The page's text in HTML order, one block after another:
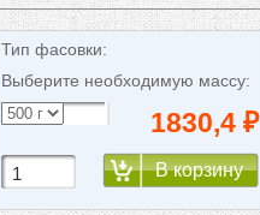
Тип фасовки:
Выберите необходимую массу:
1830,4 ₽
В корзину